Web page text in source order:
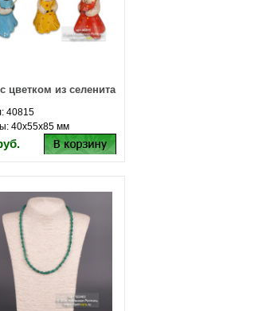
цветком из селенита
40815
40х55х85 мм